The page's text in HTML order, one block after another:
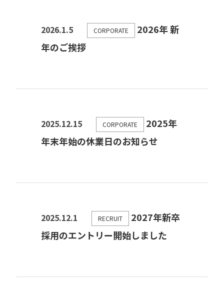
2026.1.5 CORPORATE
2026年 新
年のご挨拶
2025.12.15 CORPORATE
2025年
年末年始の休業日のお知らせ
2025.12.1 RECRUIT
2027年新卒
採用のエントリー開始しました